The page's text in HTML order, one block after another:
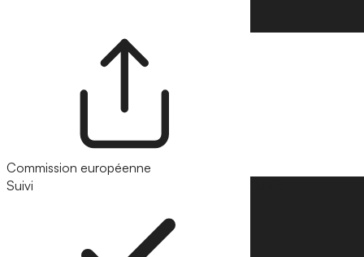
Commission européenne
Suivi